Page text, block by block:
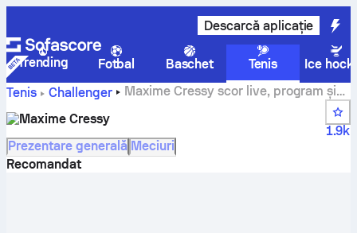
Descarcă aplicație
Trending Fotbal Baschet Tenis
Ice
Tenis
Challenger
Maxime Cressy scor live, program și
Maxime Cressy
1.9k
Prezentare generală Meciuri
Recomandat